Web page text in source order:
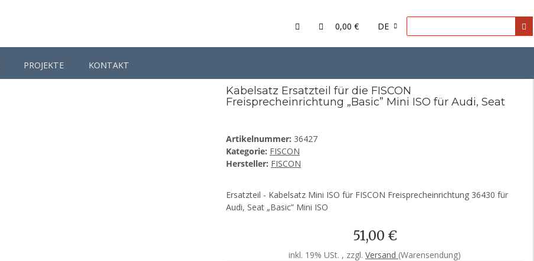
0,00 € DE
PROJEKTE KONTAKT
Ersatzteil für die FISCON Freisprecheinrichtung „Basic” Mini ISO für Audi, Seat
Kabelsatz Ersatzteil für die FISCON
Freisprecheinrichtung „Basic” Mini ISO für Audi, Seat
Artikelnummer: 36427
Kategorie: FISCON
Hersteller: FISCON
Ersatzteil - Kabelsatz Mini ISO für FISCON Freisprecheinrichtung 36430 für
Audi, Seat „Basic” Mini ISO
51,00 €
inkl. 19% USt. , zzgl. Versand (Warensendung)